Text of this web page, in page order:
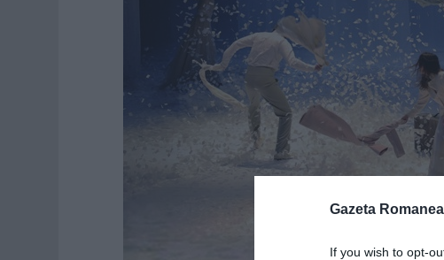
Gazeta
If you wish to opt-